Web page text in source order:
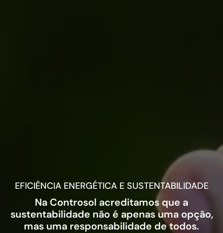
EFICIÊNCIA ENERGÉTICA E SUSTENTABILIDADE
Na Controsol acreditamos que a
sustentabilidade não é apenas uma opção,
mas uma responsabilidade de todos.